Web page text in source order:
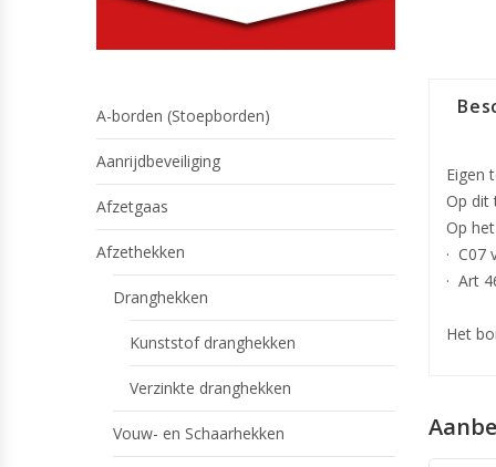
Eigen
Op dit
Op
· C07
· Art
Het
A-borden (Stoepborden)
Aanrijdbeveiliging
Afzetgaas
Afzethekken
Dranghekken
Kunststof dranghekken
Verzinkte dranghekken
Vouw- en Schaarhekken